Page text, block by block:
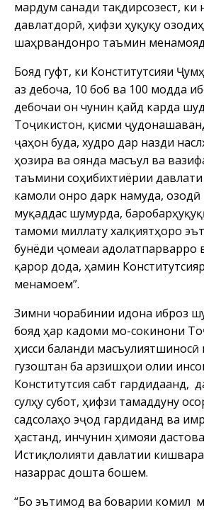
мардум санади тақдирсозест, ки
давлатдорӣ, ҳифзи ҳуқуқу
шаҳрвандонро таъмин
Бояд гуфт, ки Конститутсияи
аз дебоча, 10 боб ва 100 модда
дебочаи он чунин қайд карда
Тоҷикистон, қисми
ҷаҳон буда, худро дар назди
ҳозира ва оянда масъул ва
таъмини соҳибихтиёрии
камоли онро дарк намуда, озодӣ
муқаддас шумурда,
тамоми миллату халқиятҳоро
бунёди ҷомеаи адолатпарварро
қарор дода, ҳамин
менамоем”.
Зимни чорабинии идона иброз
бояд ҳар кадоми мо-сокинони
ҳисси баланди масъулиятшиносӣ
гузоштан ба арзишҳои олии
Конститутсия сабт гардидаанд,
сулҳу субот, ҳифзи тамаддуну
садсолаҳо эҷод гардиданд ва
ҳастанд, инчунин ҳимояи
Истиқлолияти давлатии
назаррас дошта бошем.
“Бо эътимод ва боварии комил